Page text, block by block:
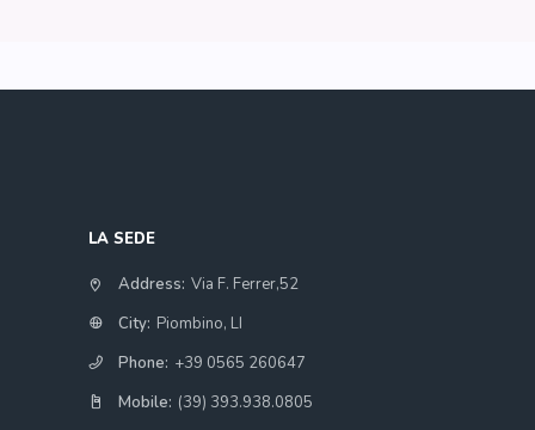
LA SEDE
Address: Via F. Ferrer,52
City: Piombino, LI
Phone: +39 0565 260647
Mobile: (39) 393.938.0805